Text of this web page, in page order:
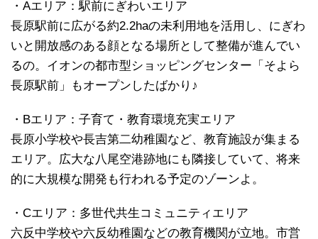
・Aエリア：駅前にぎわいエリア
長原駅前に広がる約2.2haの未利用地を活用し、にぎわ
いと開放感のある顔となる場所として整備が進んでい
るの。イオンの都市型ショッピングセンター「そよら
長原駅前」もオープンしたばかり♪
・Bエリア：子育て・教育環境充実エリア
長原小学校や長吉第二幼稚園など、教育施設が集まる
エリア。広大な八尾空港跡地にも隣接していて、将来
的に大規模な開発も行われる予定のゾーンよ。
・Cエリア：多世代共生コミュニティエリア
六反中学校や六反幼稚園などの教育機関が立地。市営